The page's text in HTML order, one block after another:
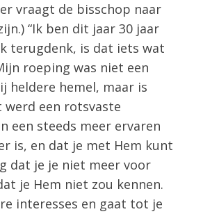
vraagt de bisschop naar
“Ik ben dit jaar 30 jaar
terugdenk, is dat iets wat
roeping was niet een
heldere hemel, maar is
werd een rotsvaste
een steeds meer ervaren
is, en dat je met Hem kunt
dat je je niet meer voor
je Hem niet zou kennen.
interesses en gaat tot je